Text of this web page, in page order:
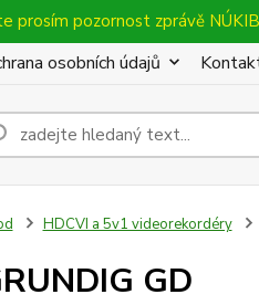
prosím pozornost zprávě
osobních údajů
HDCVI a 5v1 videorekordéry
GD